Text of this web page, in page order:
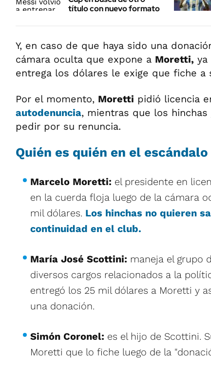
título con nuevo formato
Y, en caso de que haya sido una
cámara oculta que expone a Moretti,
entrega los dólares le exige que fiche a
Por el momento, Moretti pidió licencia
autodenuncia, mientras que los
pedir por su renuncia.
Quién es quién en el
Marcelo Moretti: el presidente en
en la cuerda floja luego de la cámara
mil dólares. Los hinchas no quieren
continuidad en el club.
María José Scottini: maneja el grupo
diversos cargos relacionados a la
entregó los 25 mil dólares a Moretti y
una donación.
Simón Coronel: es el hijo de Scottini.
Moretti que lo fiche luego de la